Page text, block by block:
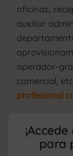
oficinas,
auxiliar
operador-
comercial,
profesional
para